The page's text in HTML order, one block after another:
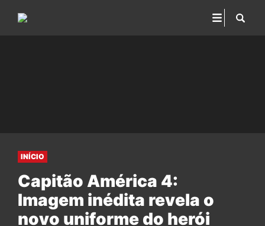
INÍCIO
Capitão América 4:
Imagem inédita revela o
novo uniforme do herói